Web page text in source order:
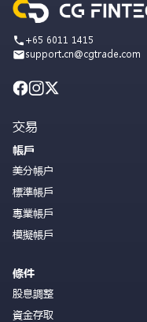
+65 6011 1415
support.cn@cgtrade.com
交易
帳戶
美分帳户
標準帳戶
專業帳戶
模擬帳戶
條件
股息調整
資金存取